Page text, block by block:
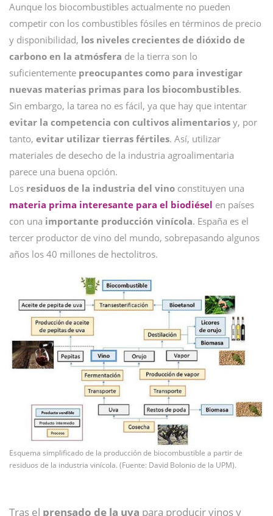
Aunque los biocombustibles actualmente no pueden
competir con los combustibles fósiles en términos de precio
y disponibilidad, los niveles crecientes de dióxido de
carbono en la atmósfera de la tierra son lo
suficientemente preocupantes como para investigar
nuevas materias primas para los biocombustibles.
Sin embargo, la tarea no es fácil, ya que hay que intentar
evitar la competencia con cultivos alimentarios y, por
tanto, evitar utilizar tierras fértiles. Así, utilizar
materiales de desecho de la industria agroalimentaria
parece una buena opción.
Los residuos de la industria del vino constituyen una
materia prima interesante para el biodiésel en países
con una importante producción vinícola. España es el
tercer productor de vino del mundo, sobrepasando algunos
años los 40 millones de hectolitros.
Esquema simplificado de la producción de biocombustible a partir de
residuos de la industria vinícola. (Fuente: David Bolonio de la UPM).
Tras el prensado de la uva para producir vinos y